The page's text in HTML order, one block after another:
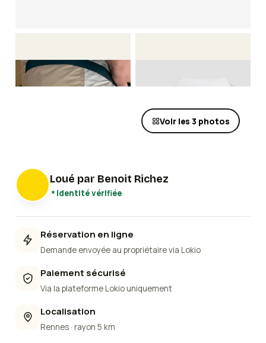
Voir les 3 photos
Loué par Benoit Richez
Identité vérifiée
Réservation en ligne
Demande envoyée au propriétaire via Lokio
Paiement sécurisé
Via la plateforme Lokio uniquement
Localisation
Rennes · rayon 5 km